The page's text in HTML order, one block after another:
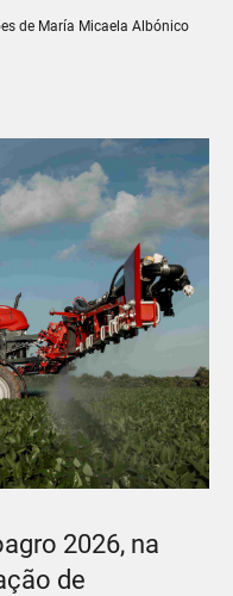
de María Micaela Albónico
2026, na
de